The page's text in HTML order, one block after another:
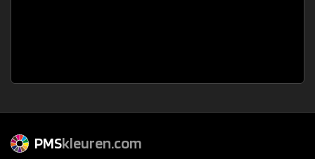
PMSkleuren.com